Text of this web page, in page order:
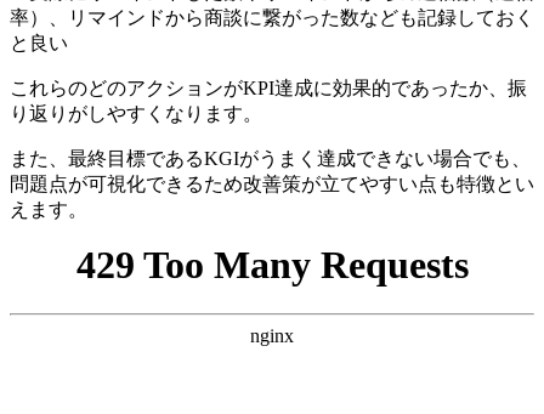
率）、リマインドから商談に繋がった数なども記録しておく
と良い
これらのどのアクションがKPI達成に効果的であったか、振
り返りがしやすくなります。
また、最終目標であるKGIがうまく達成できない場合でも、
問題点が可視化できるため改善策が立てやすい点も特徴とい
えます。